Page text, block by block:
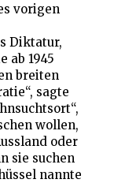
vorigen
Diktatur,
ab 1945
breiten
sagte
wollen,
oder
sie suchen
nannte